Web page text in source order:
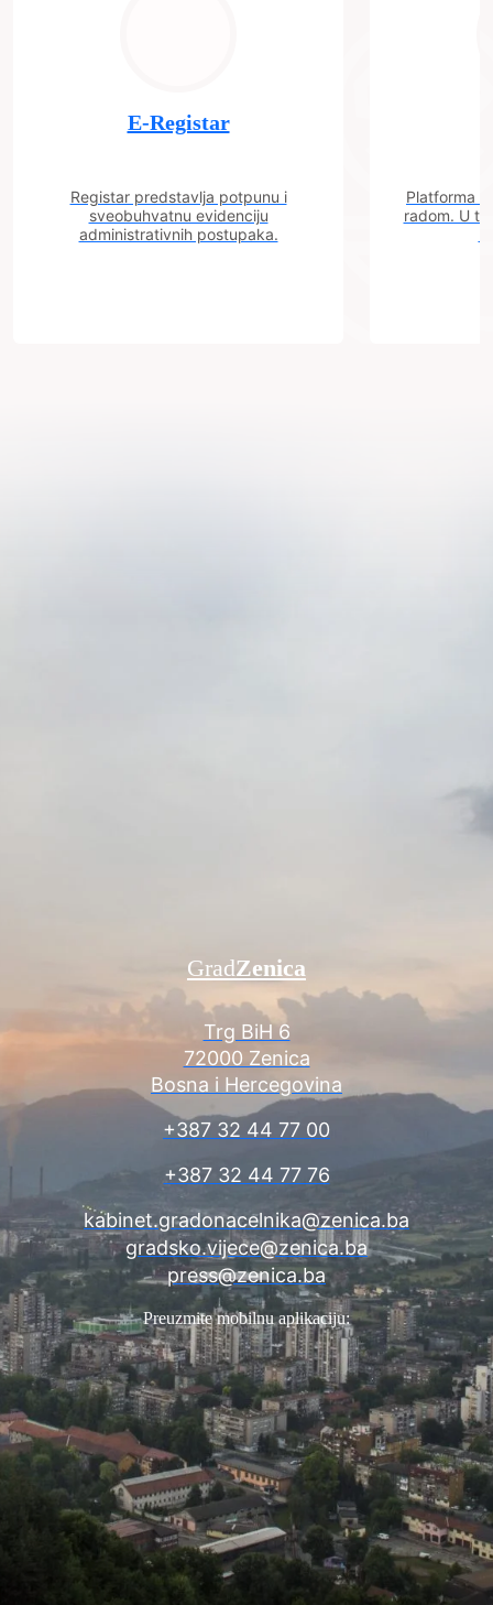
E-Registar
Registar predstavlja potpunu i
sveobuhvatnu evidenciju
administrativnih postupaka.
Platforma
radom. U
Trg BiH 6
72000 Zenica
Bosna i Hercegovina
+387 32 44 77 00
+387 32 44 77 76
kabinet.gradonacelnika@zenica.ba
gradsko.vijece@zenica.ba
press@zenica.ba
GradZenica
Preuzmite mobilnu aplikaciju: